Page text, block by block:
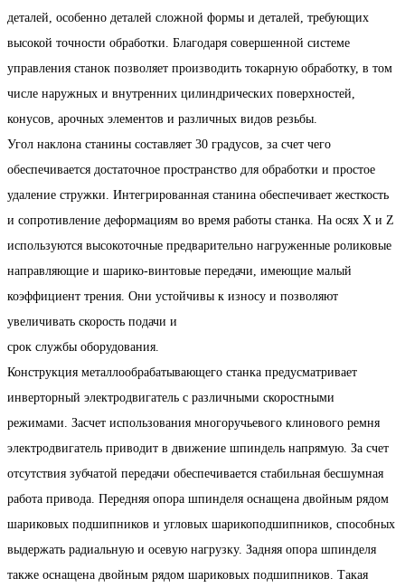
деталей, особенно деталей сложной формы и деталей, требующих
высокой точности обработки. Благодаря совершенной системе
управления станок позволяет производить токарную обработку, в том
числе наружных и внутренних цилиндрических поверхностей,
конусов, арочных элементов и различных видов резьбы.
Угол наклона станины составляет 30 градусов, за счет чего
обеспечивается достаточное пространство для обработки и простое
удаление стружки. Интегрированная станина обеспечивает жесткость
и сопротивление деформациям во время работы станка. На осях X и Z
используются высокоточные предварительно нагруженные роликовые
направляющие и шарико-винтовые передачи, имеющие малый
коэффициент трения. Они устойчивы к износу и позволяют
увеличивать скорость подачи и
срок службы оборудования.
Конструкция металлообрабатывающего станка предусматривает
инверторный электродвигатель с различными скоростными
режимами. Засчет использования многоручьевого клинового ремня
электродвигатель приводит в движение шпиндель напрямую. За счет
отсутствия зубчатой передачи обеспечивается стабильная бесшумная
работа привода. Передняя опора шпинделя оснащена двойным рядом
шариковых подшипников и угловых шарикоподшипников, способных
выдержать радиальную и осевую нагрузку. Задняя опора шпинделя
также оснащена двойным рядом шариковых подшипников. Такая